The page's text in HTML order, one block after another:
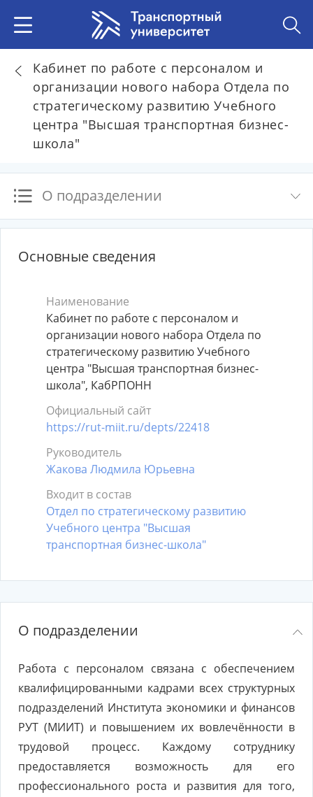
Кабинет по работе с персоналом и
организации нового набора Отдела по
стратегическому развитию Учебного
центра "Высшая транспортная бизнес-
школа"
О подразделении
Основные сведения
Наименование
Кабинет по работе с персоналом и
организации нового набора Отдела по
стратегическому развитию Учебного
центра "Высшая транспортная бизнес-
школа", КабРПОНН
Официальный сайт
https://rut-miit.ru/depts/22418
Руководитель
Жакова Людмила Юрьевна
Входит в состав
Отдел по стратегическому развитию
Учебного центра "Высшая
транспортная бизнес-школа"
О подразделении
Работа с персоналом связана с обеспечением
квалифицированными кадрами всех структурных
подразделений Института экономики и финансов
РУТ (МИИТ) и повышением их вовлечённости в
трудовой процесс. Каждому сотруднику
предоставляется возможность для его
профессионального роста и развития для того,